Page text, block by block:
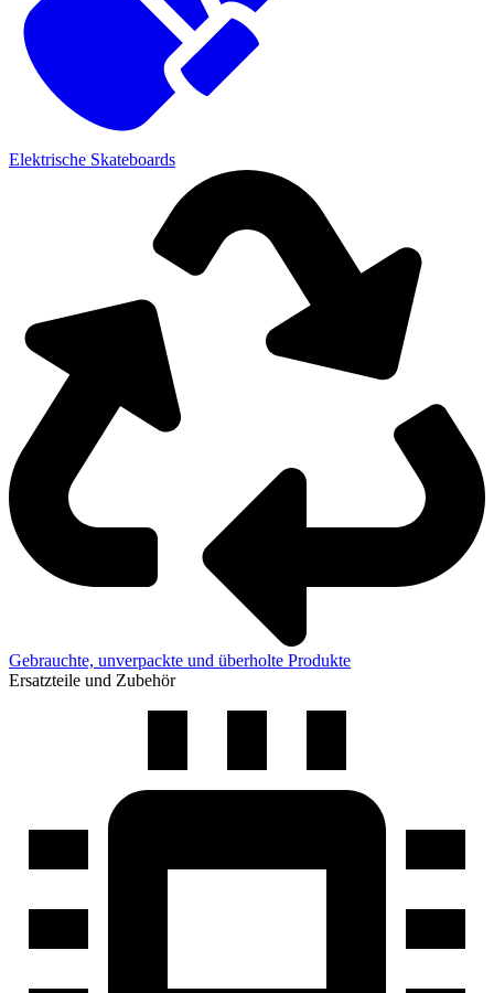
Elektrische Skateboards
Gebrauchte, unverpackte und überholte Produkte
Ersatzteile und Zubehör